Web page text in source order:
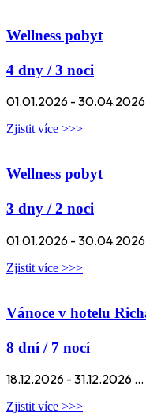
Wellness pobyt
4 dny / 3 noci
01.01.2026 -
Zjistit více >>>
Wellness pobyt
3 dny / 2 noci
01.01.2026 -
Zjistit více >>>
Vánoce v hotelu
8 dní / 7 nocí
18.12.2026 - 31.12.2026
Zjistit více >>>